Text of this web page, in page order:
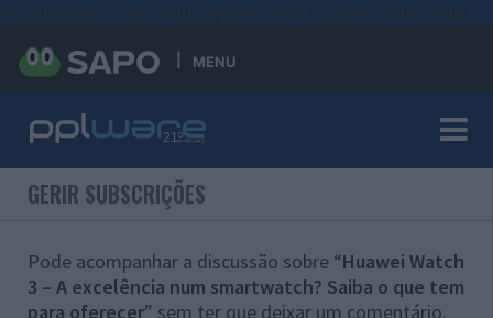
MENU
GERIR SUBSCRIÇÕES
Pode acompanhar a discussão sobre “Huawei Watch
3 – A excelência num smartwatch? Saiba o que tem
para oferecer” sem ter que deixar um comentário.